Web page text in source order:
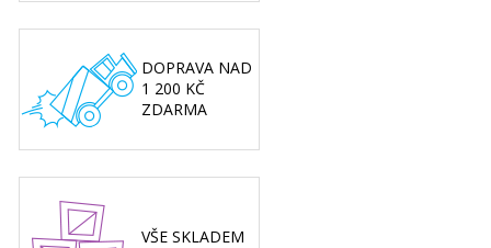
DOPRAVA NAD
1 200 KČ
ZDARMA
VŠE SKLADEM